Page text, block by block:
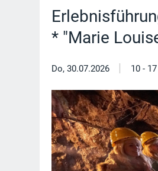
* "Marie
Do, 30.07.2026 | 10 -